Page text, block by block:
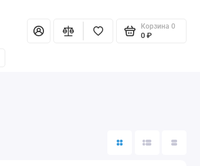
Корзина 0
0 ₽